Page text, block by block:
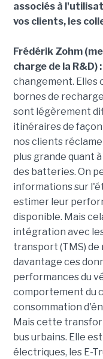
associés à
vos clients, les
Frédérik Zohm
charge de la R&D) :
changement. Elles
bornes de
sont légèrement
itinéraires de
nos clients
plus grande quant
des batteries. On
informations sur
estimer leur
disponible. Mais
intégration avec
transport (TMS)
davantage ces
performances du
comportement du
consommation
Mais cette
bus urbains. Elle
électriques, les E-